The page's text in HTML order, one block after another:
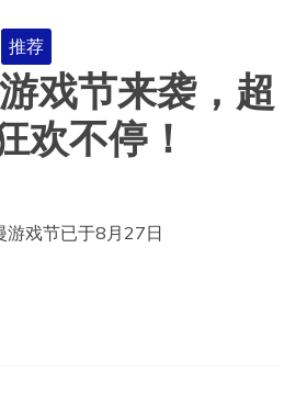
推荐
戏节来袭，超
欢不停！
游戏节已于8月27日